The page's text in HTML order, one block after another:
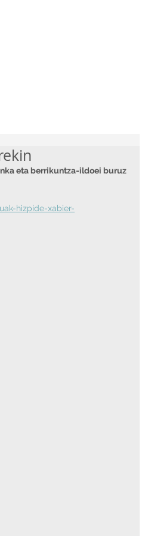
eta berrikuntza-ildoei buruz
hizpide-xabier-